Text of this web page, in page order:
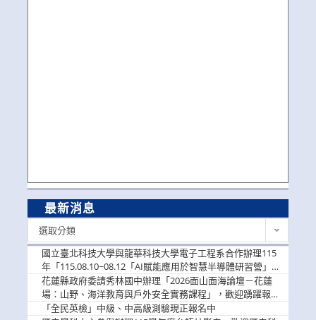
最新消息
選取分類
國立臺北科技大學與龍華科技大學電子工程系合作辦理115
年「115.08.10~08.12「AI賦能應用於智慧半導體研習營」，
歡迎學生踴躍報名參加
花蓮縣政府委請秀林國中辦理「2026面山面海論壇－花蓮
場：山野、海洋教育與戶外安全實務課程」，歡迎踴躍報名
參加
「全民英檢」中級、中高級測驗現正報名中